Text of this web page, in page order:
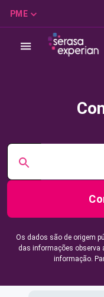
PME
Os dados são de origem
das informações observa
informação.